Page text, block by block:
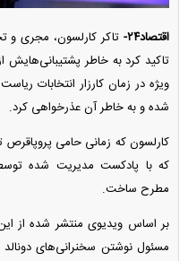
اقتصاد۲۴-
تاکر کارلسون، مجری و
تاکید کرد به خاطر پشتیبانی‌هایش
ویژه در زمان کارزار انتخابات
شده و به خاطر آن عذرخواهی کرد.
کارلسون که زمانی حامی
که با پادکست مدیریت شده توسط
مطرح ساخت.
بر اساس ویدیوی منتشر شده از